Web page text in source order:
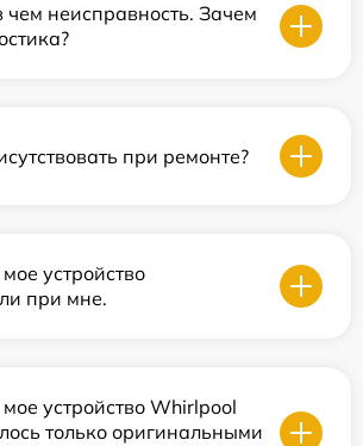
неисправность. Зачем
при ремонте?
устройство
при мне.
устройство Whirlpool
только оригинальными